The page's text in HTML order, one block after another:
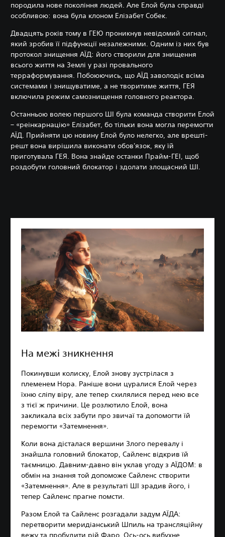
породила нове покоління людей. Але Елой була справді
особливою: вона була клоном Елізабет Собек.
Двадцять років тому в ГЕЮ проникнув невідомий сигнал,
який зробив її підфункції незалежними. Одним із них був
протокол знищення АЇД: його створили для знищення
всього життя на Землі у разі провального
терраформування. Побоюючись, що АЇД заволодіє всіма
системами і знищуватиме, а не творитиме життя, ГЕЯ
включила режим самознищення головного реактора.
Останньою волею першого ШІ була команда створити Елой
– «реінкарнацію» Елізабет, бо тільки вона могла перемогти
АЇД. Прийняти цю новину Елой було нелегко, але врешті-
решт вона вирішила виконати обов'язок, яку їй
приготувала ГЕЯ. Вона знайде останки Прайм-ГЕІ, щоб
роздобути головний блокатор і здолати злощасний ШІ.
На межі зникнення
Покинувши колиску, Елой знову зустрілася з
племенем Нора. Раніше вони цуралися Елой через
їхню сліпу віру, але тепер схилялися перед нею все
з тієї ж причини. Це розлютило Елой, вона
закликала всіх забути про звичаї та допомогти їй
перемогти «Затемнення».
Коли вона дісталася вершини Злого перевалу і
знайшла головний блокатор, Сайленс відкрив їй
таємницю. Давним-давно він уклав угоду з АЇДОМ: в
обмін на знання той допоможе Сайленс створити
«Затемнення». Але в результаті ШІ зрадив його, і
тепер Сайленс прагне помсти.
Разом Елой та Сайленс розгадали задум АЇДА:
перетворити меридіанський Шпиль на трансляційну
вежу та пробудити рій Фаро. Ось-ось вибухне